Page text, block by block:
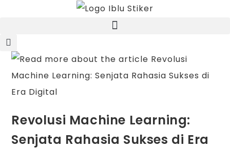
Revolusi Machine Learning:
Senjata Rahasia Sukses di Era